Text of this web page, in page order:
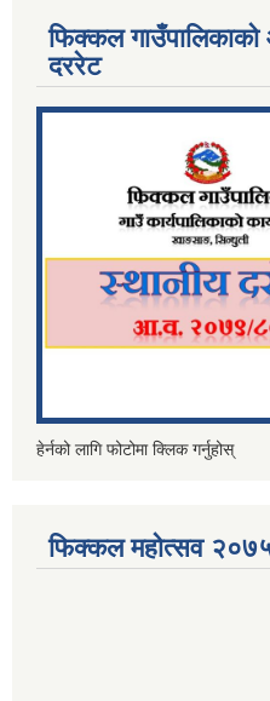
फिक्कल
दररेट
हेर्नको लागि फोटोमा क्लिक गर्नुहोस्
फिक्कल महोत्सव